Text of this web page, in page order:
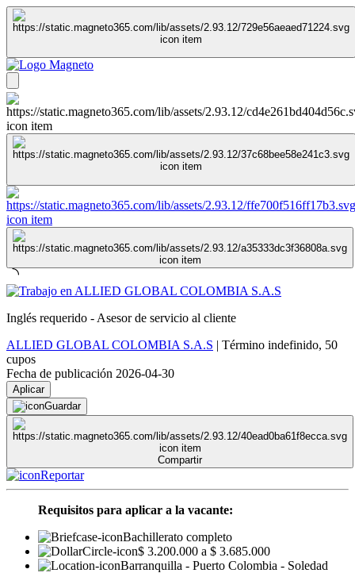
Inglés requerido - Asesor de servicio al cliente
ALLIED GLOBAL COLOMBIA S.A.S | Término indefinido, 50
cupos
Fecha de publicación 2026-04-30
Aplicar
Guardar
Compartir
Reportar
Requisitos para aplicar a la vacante:
Bachillerato completo
$ 3.200.000 a $ 3.685.000
Barranquilla - Puerto Colombia - Soledad